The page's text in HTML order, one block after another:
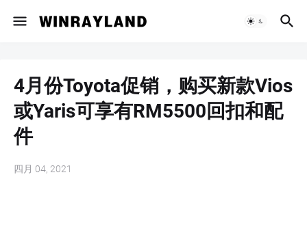
4月份Toyota促销，购买新款Vios
或Yaris可享有RM5500回扣和配
件
四月 04, 2021